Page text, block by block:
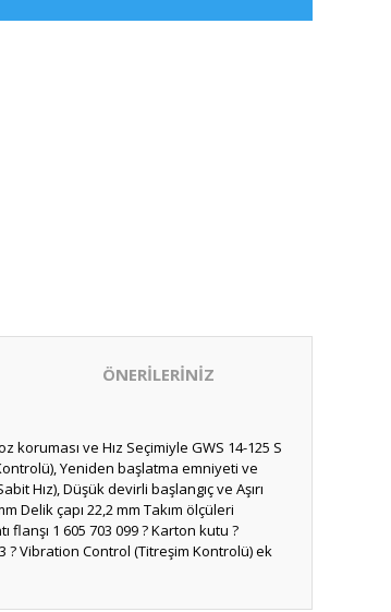
ÖNERİLERİNİZ
ve Hız Seçimiyle GWS 14-125 S
Yeniden başlatma emniyeti ve
Hız), Düşük devirli başlangıç ve Aşırı
Delik çapı 22,2 mm Takım ölçüleri
flanşı 1 605 703 099 ? Karton kutu ?
? Vibration Control (Titreşim Kontrolü) ek